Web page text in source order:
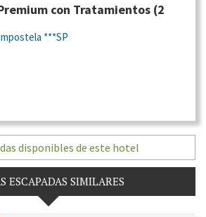
con Tratamientos (2
***SP
disponibles de este hotel
ESCAPADAS SIMILARES